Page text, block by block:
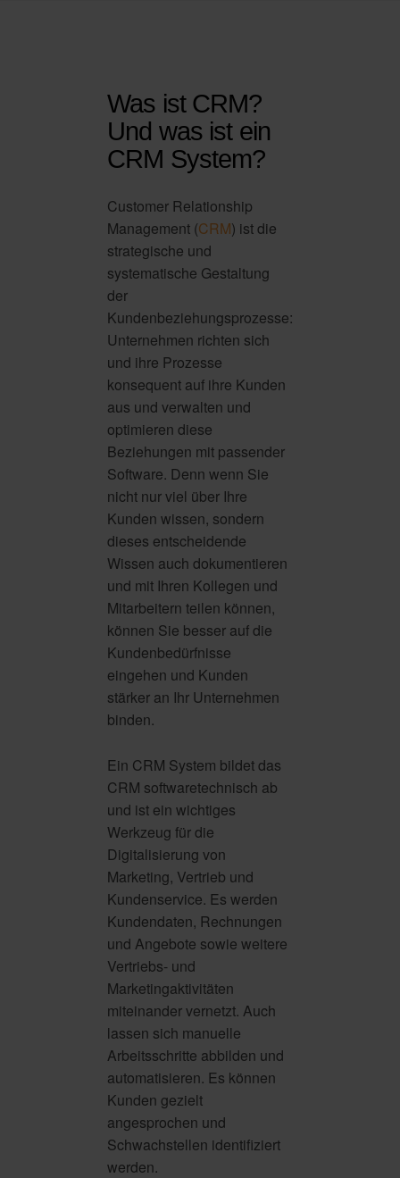
Was ist CRM?
Und was ist ein
CRM System?
Customer Relationship
Management (CRM) ist die
strategische und
systematische Gestaltung
der
Kundenbeziehungsprozesse:
Unternehmen richten sich
und ihre Prozesse
konsequent auf ihre Kunden
aus und verwalten und
optimieren diese
Beziehungen mit passender
Software. Denn wenn Sie
nicht nur viel über Ihre
Kunden wissen, sondern
dieses entscheidende
Wissen auch dokumentieren
und mit Ihren Kollegen und
Mitarbeitern teilen können,
können Sie besser auf die
Kundenbedürfnisse
eingehen und Kunden
stärker an Ihr Unternehmen
binden.
Ein CRM System bildet das
CRM softwaretechnisch ab
und ist ein wichtiges
Werkzeug für die
Digitalisierung von
Marketing, Vertrieb und
Kundenservice. Es werden
Kundendaten, Rechnungen
und Angebote sowie weitere
Vertriebs- und
Marketingaktivitäten
miteinander vernetzt. Auch
lassen sich manuelle
Arbeitsschritte abbilden und
automatisieren. Es können
Kunden gezielt
angesprochen und
Schwachstellen identifiziert
werden.